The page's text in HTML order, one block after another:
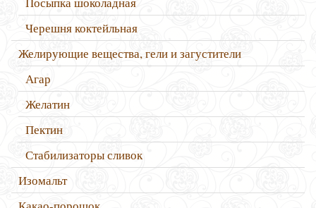
Черешня коктейльная
Желирующие вещества, гели и загустители
Агар
Желатин
Пектин
Стабилизаторы сливок
Изомальт